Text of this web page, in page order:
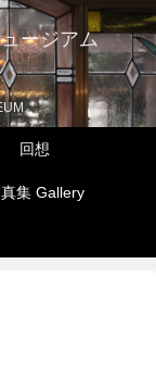
ージアム
回想
集 Gallery